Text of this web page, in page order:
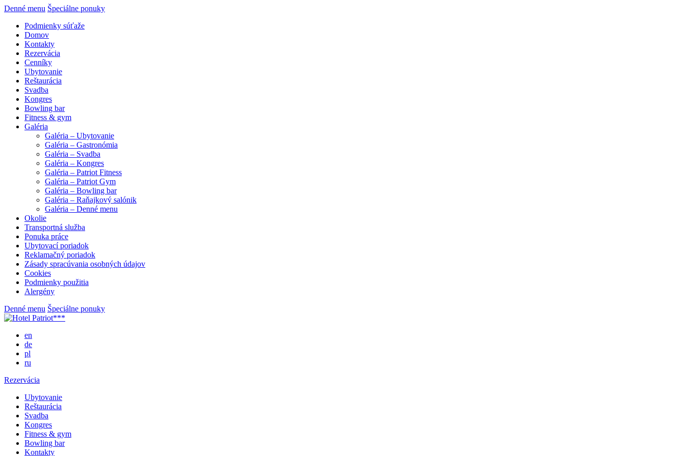
Denné menu Špeciálne ponuky
Podmienky súťaže
Domov
Kontakty
Rezervácia
Cenníky
Ubytovanie
Reštaurácia
Svadba
Kongres
Bowling bar
Fitness & gym
Galéria
Galéria – Ubytovanie
Galéria – Gastronómia
Galéria – Svadba
Galéria – Kongres
Galéria – Patriot Fitness
Galéria – Patriot Gym
Galéria – Bowling bar
Galéria – Raňajkový salónik
Galéria – Denné menu
Okolie
Transportná služba
Ponuka práce
Ubytovací poriadok
Reklamačný poriadok
Zásady spracúvania osobných údajov
Cookies
Podmienky použitia
Alergény
Denné menu Špeciálne ponuky
en
de
pl
ru
Rezervácia
Ubytovanie
Reštaurácia
Svadba
Kongres
Fitness & gym
Bowling bar
Kontakty